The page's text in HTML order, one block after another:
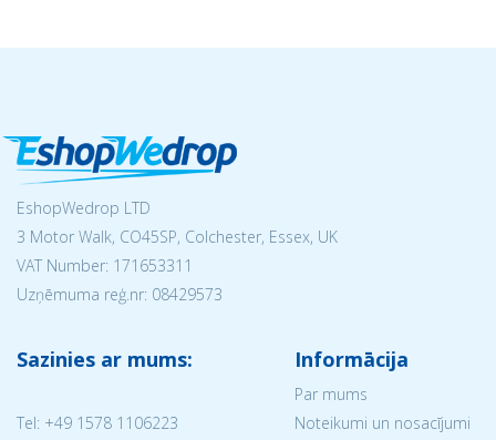
EshopWedrop LTD
3 Motor Walk, CO45SP, Colchester, Essex, UK
VAT Number: 171653311
Uzņēmuma reģ.nr: 08429573
Sazinies ar mums:
Tel: +49 1578 1106223
Informācija
Par mums
Noteikumi un nosacījumi